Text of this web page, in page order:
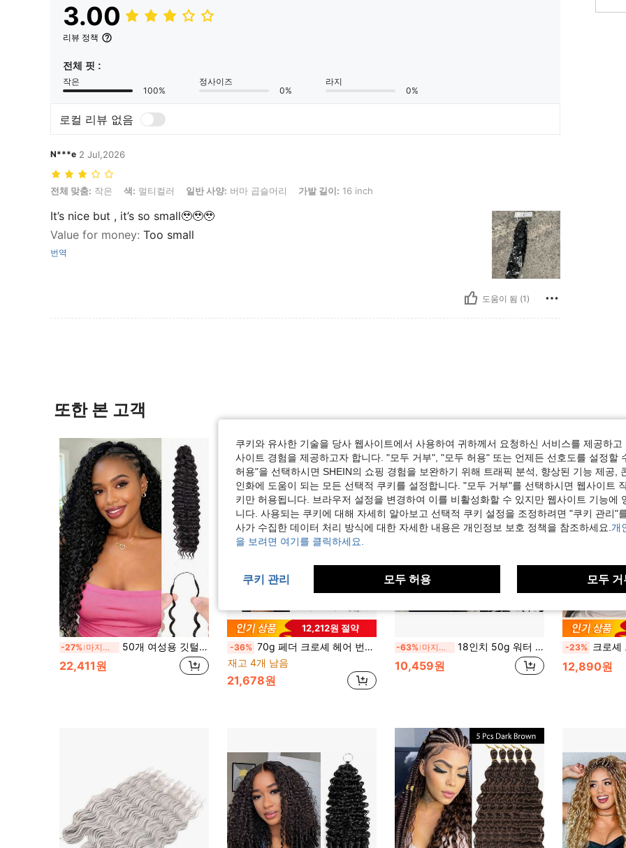
3.00
리뷰 정책
전체 핏 :
작은
100%
정사이즈
0%
라지
0%
로컬 리뷰 없음
N***e 2 Jul,2026
전체 맞춤: 작은, 색: 멀티컬러, 일반 사양: 버마 곱슬머리, 가발 길이: 16 inch
전체 맞춤: 작은 색: 멀티컬러 일반 사양: 버마 곱슬머리 가발 길이: 16 inch
It’s nice but , it’s so small🥹🥹🥹
Value for money: Too small
번역
도움이 됨 (1)
또한 본 고객
-27% 마지막 3일 50개 여성용 깃털 크로셰 헤어 타이, 미라클 노트 보이지 않는 합성 곱슬 딥 웨이브 크로셰 헤어 타이
22,411원
12,212원 절약
-36% 70g 페더 크로셰 헤어 번들, 워터 웨이브 헤어 번들, 미라클 낫츠 브레이딩에 적합, 사전 분할된 보이지 않는 딥 컬 크로셰 헤어, 내추럴 블랙 페더 크로셰 헤어 익스텐션, 설치가 쉬운, 사전 분할된 내추럴 블랙 딥 웨이브 크로셰 헤어
재고 4개 남음
21,678원
-63% 마지막 3일 18인치 50g 워터 웨이브 크로셰 헤어 - 프리미엄 단백질 섬유, 사전 분할, 깃털처럼 가벼움, 보이지 않는 설치, 30가닥/팩
10,459원
-23% 크로셰 브레이딩 헤어 보헤미안 브레이드 버마 깃털 컬리 크로셰 헤
12,890원
쿠키와 유사한 기술을 당사 웹사이트에서 사용하여 귀하께서 요청하신 서비스를 제공하고
사이트 경험을 제공하고자 합니다. "모두 거부", "모두 허용" 또는 언제든 선호도를 설정할
허용"을 선택하시면 SHEIN의 쇼핑 경험을 보완하기 위해 트래픽 분석, 향상된 기능 제공,
인화에 도움이 되는 모든 선택적 쿠키를 설정합니다. "모두 거부"를 선택하시면 웹사이트
키만 허용됩니다. 브라우저 설정을 변경하여 이를 비활성화할 수 있지만 웹사이트 기능에
니다. 사용되는 쿠키에 대해 자세히 알아보고 선택적 쿠키 설정을 조정하려면 "쿠키 관리"
사가 수집한 데이터 처리 방식에 대한 자세한 내용은 개인정보 보호 정책을 참조하세요. 개
을 보려면 여기를 클릭하세요.
쿠키 관리 모두 허용 모두 거